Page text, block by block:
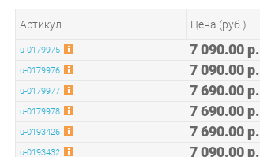
Артикул Цена (руб.)
u-0179975 7 090.00 р.
u-0179976 7 090.00 р.
u-0179977 7 690.00 р.
u-0179978 7 690.00 р.
u-0193426 7 690.00 р.
u-0193432 7 090.00 р.